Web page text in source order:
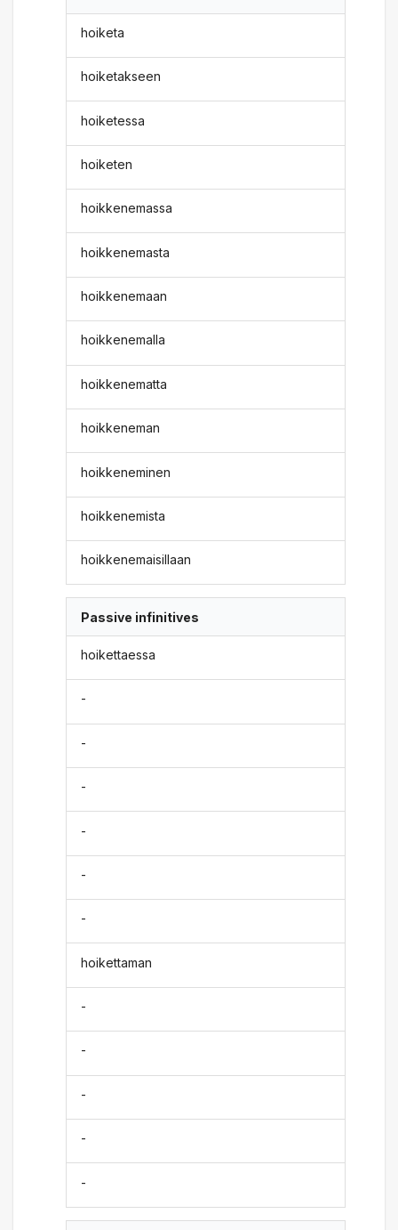
hoiketa
hoiketakseen
hoiketessa
hoiketen
hoikkenemassa
hoikkenemasta
hoikkenemaan
hoikkenemalla
hoikkenematta
hoikkeneman
hoikkeneminen
hoikkenemista
hoikkenemaisillaan
Passive infinitives
hoikettaessa
-
-
-
-
-
-
hoikettaman
-
-
-
-
-